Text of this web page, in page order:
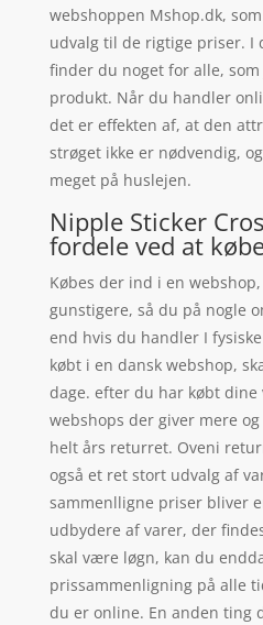
webshoppen Mshop.dk,
udvalg til de rigtige priser. I
finder du noget for alle,
produkt. Når du handler
det er effekten af, at den
strøget ikke er nødvendig,
meget på huslejen.
Nipple Sticker
fordele ved at
Købes der ind i en
gunstigere, så du på nogle
end hvis du handler I
købt i en dansk webshop,
dage. efter du har købt dine
webshops der giver mere
helt års returret. Oveni
også et ret stort udvalg af
sammenlligne priser bliver
udbydere af varer, der
skal være løgn, kan du
prissammenligning på alle
du er online. En anden ting